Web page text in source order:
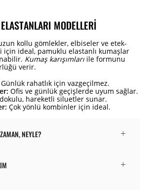
MODELLERI
kollu gömlekler, elbiseler ve etek-
ideal, pamuklu elastanlı kumaşlar
Kumaş karışımları ile formunu
verir.
Günlük rahatlık için vazgeçilmez.
Ofis ve günlük geçişlerde uyum sağlar.
hareketli siluetler sunar.
Çok yönlü kombinler için ideal.
NEYLE?